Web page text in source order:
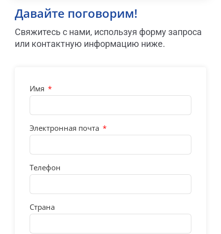
Давайте поговорим!
Свяжитесь с нами, используя форму запроса
или контактную информацию ниже.
Имя
Электронная почта
Телефон
Страна